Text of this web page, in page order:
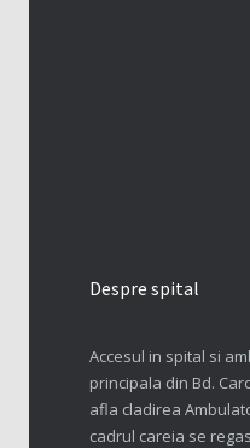
Despre spital
Accesul in spital si
principala din Bd.
afla cladirea
cadrul careia se